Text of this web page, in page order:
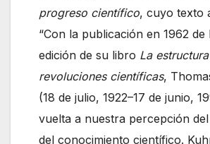
progreso científico, cuyo texto
“Con la publicación en 1962
edición de su libro La
revoluciones científicas,
(18 de julio, 1922–17 de junio,
vuelta a nuestra percepción
del conocimiento científico.